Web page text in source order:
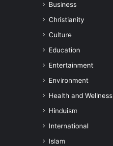
Business
Christianity
Culture
Education
Entertainment
Environment
Health and Wellness
Hinduism
International
Islam